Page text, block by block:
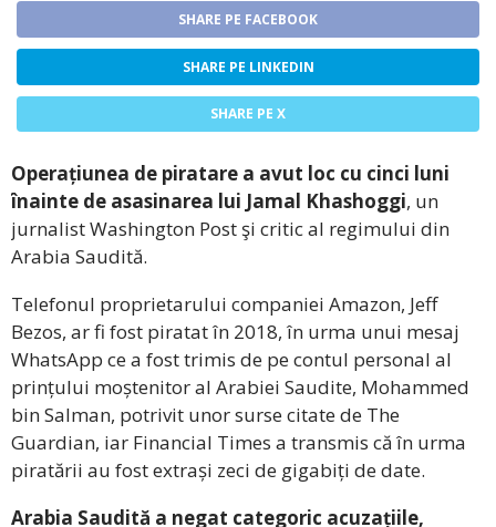
SHARE PE FACEBOOK
SHARE PE LINKEDIN
SHARE PE X
Operațiunea de piratare a avut loc cu cinci luni
înainte de asasinarea lui Jamal Khashoggi, un
jurnalist Washington Post şi critic al regimului din
Arabia Saudită.
Telefonul proprietarului companiei Amazon, Jeff
Bezos, ar fi fost piratat în 2018, în urma unui mesaj
WhatsApp ce a fost trimis de pe contul personal al
prințului moștenitor al Arabiei Saudite, Mohammed
bin Salman, potrivit unor surse citate de The
Guardian, iar Financial Times a transmis că în urma
piratării au fost extrași zeci de gigabiți de date.
Arabia Saudită a negat categoric acuzațiile,